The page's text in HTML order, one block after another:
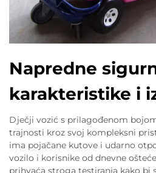
Napredne
karakteristike i
Dječji vozić s prilagođenom
trajnosti kroz svoj kompleksni
ima pojačane kutove i udarno
vozilo i korisnike od dnevne
prihvaća stroga testiranja kako bi